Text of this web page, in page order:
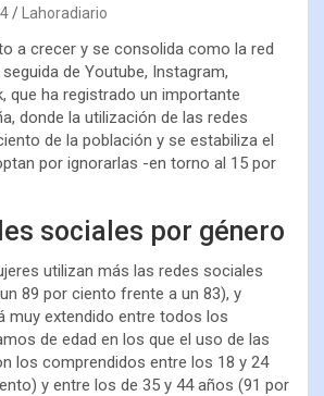
Lahoradiario
a crecer y se consolida como la red
de Youtube, Instagram,
que ha registrado un importante
donde la utilización de las redes
de la población y se estabiliza el
por ignorarlas -en torno al 15 por
sociales por género
utilizan más las redes sociales
89 por ciento frente a un 83), y
muy extendido entre todos los
de edad en los que el uso de las
los comprendidos entre los 18 y 24
y entre los de 35 y 44 años (91 por